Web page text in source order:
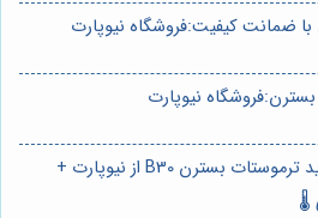
ضمانت کیفیت:فروشگاه نیوپارت
نیوپارت
⭐️ راهنمای جامع خرید ترموستات بسترن B30 از نیوپارت +
🌡️